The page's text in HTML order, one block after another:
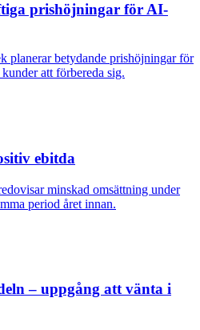
prishöjningar för AI-
planerar betydande prishöjningar för
att förbereda sig.
ebitda
minskad omsättning under
period året innan.
– uppgång att vänta i